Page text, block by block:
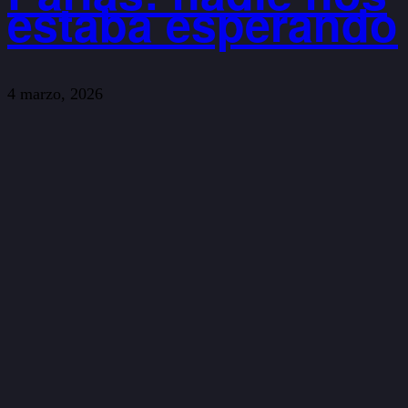
estaba esperando
4 marzo, 2026